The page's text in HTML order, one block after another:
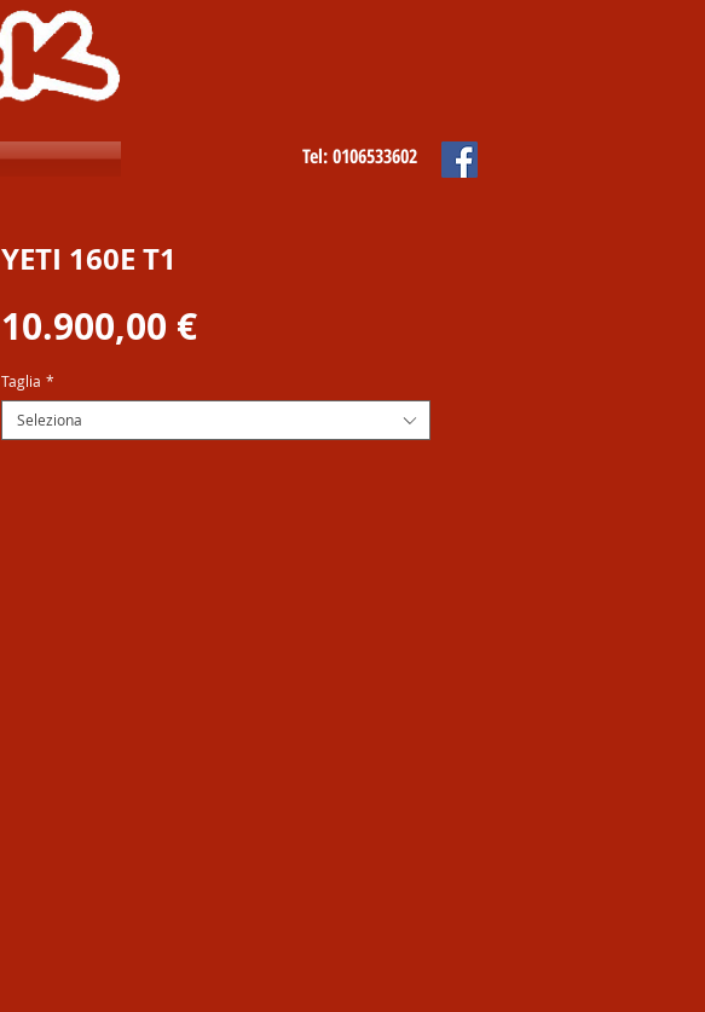
Tel: 0106533602
YETI 160E T1
10.900,00 €Prezzo
Taglia *
Seleziona